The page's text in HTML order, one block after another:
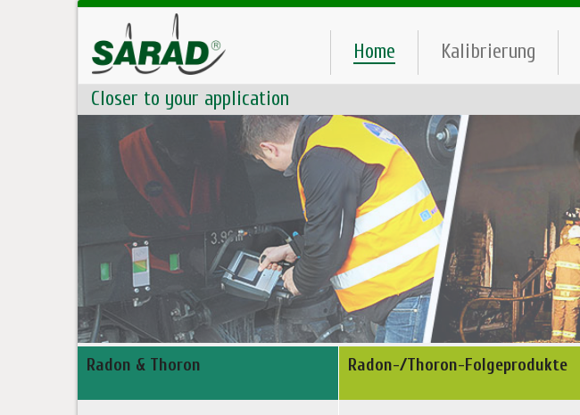
Home Kalibrierung
Closer to your application
Radon & Thoron Radon-/Thoron-Folgeprodukte